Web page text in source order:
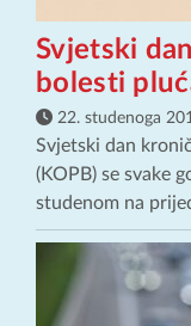
Svjetski
bolesti
22. studenoga
Svjetski dan
(KOPB) se svake
studenom na